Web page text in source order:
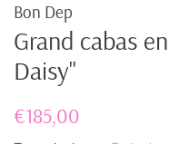
Bon Dep
Grand cabas
Daisy"
Prix
€185,00